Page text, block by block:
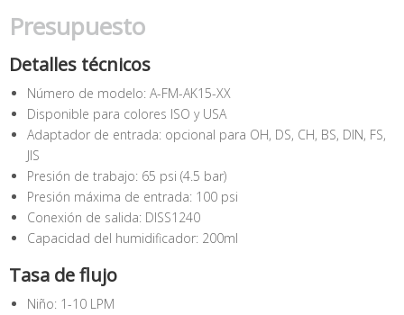
Presupuesto
Detalles técnicos
Número de modelo: A-FM-AK15-XX
Disponible para colores ISO y USA
Adaptador de entrada: opcional para OH, DS, CH, BS, DIN, FS,
JIS
Presión de trabajo: 65 psi (4.5 bar)
Presión máxima de entrada: 100 psi
Conexión de salida: DISS1240
Capacidad del humidificador: 200ml
Tasa de flujo
Niño: 1-10 LPM